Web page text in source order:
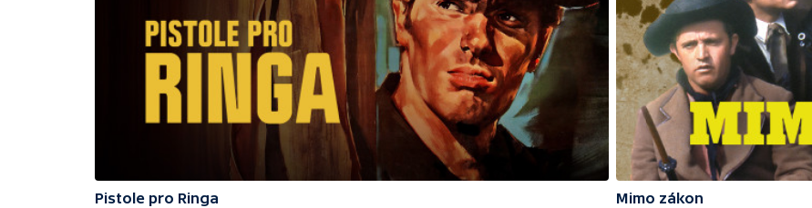
Pistole pro Ringa
Mimo zákon